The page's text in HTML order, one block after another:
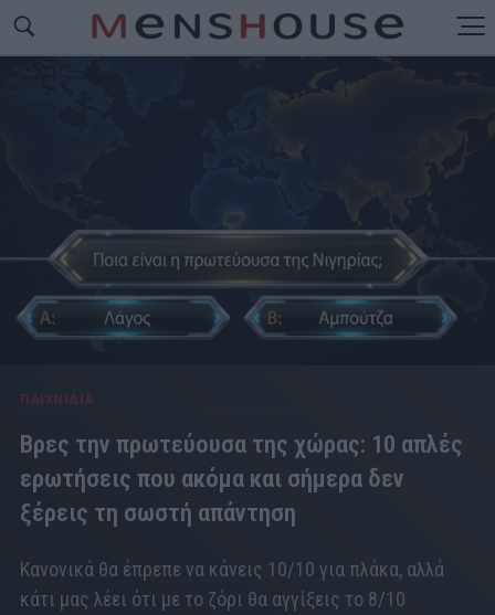
ΠΑΙΧΝΙΔΙΑ
Βρες την πρωτεύουσα της χώρας: 10 απλές
ερωτήσεις που ακόμα και σήμερα δεν
ξέρεις τη σωστή απάντηση
Κανονικά θα έπρεπε να κάνεις 10/10 για πλάκα, αλλά
κάτι μας λέει ότι με το ζόρι θα αγγίξεις το 8/10